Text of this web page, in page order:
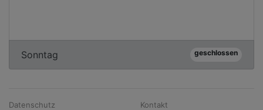
Sonntag geschlossen
Datenschutz
Kontakt